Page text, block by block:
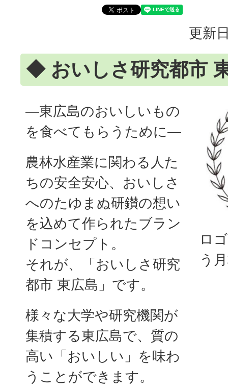
更新
◆ おいしさ研究都市
ロ
う
―東広島のおいしいもの
を食べてもらうために―
農林水産業に関わる人た
ちの安全安心、おいしさ
へのたゆまぬ研鑚の想い
を込めて作られたブラン
ドコンセプト。
それが、「おいしさ研究
都市 東広島」です。
様々な大学や研究機関が
集積する東広島で、質の
高い「おいしい」を味わ
うことができます。